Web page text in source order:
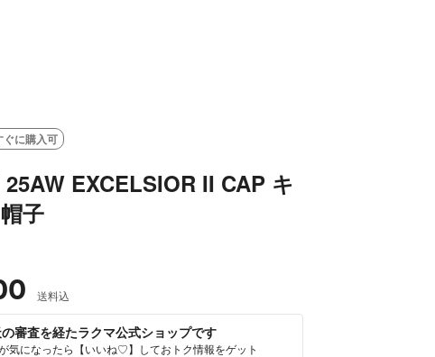
ぐに購入可
EXCELSIOR II CAP キ
子
送料込
審査を経たラクマ公式ショップです
気になったら【いいね♡】しておトク情報をゲット